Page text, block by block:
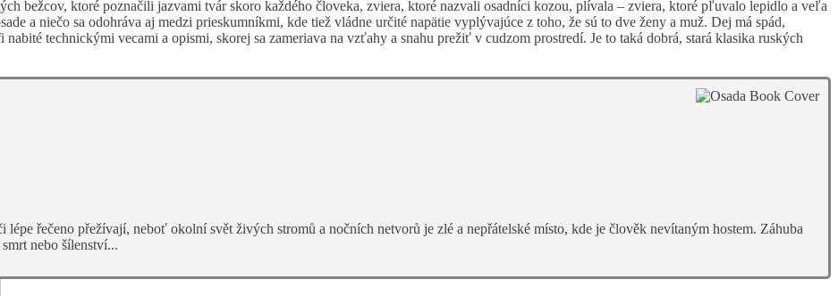
bežcov, ktoré poznačili jazvami tvár skoro každého človeka, zviera, ktoré nazvali osadníci kozou, plívala – zviera, ktoré pľuvalo lepidlo a veľa
a niečo sa odohráva aj medzi prieskumníkmi, kde tiež vládne určité napätie vyplývajúce z toho, že sú to dve ženy a muž. Dej má spád,
technickými vecami a opismi, skorej sa zameriava na vzťahy a snahu prežiť v cudzom prostredí. Je to taká dobrá, stará klasika ruských
řečeno přežívají, neboť okolní svět živých stromů a nočních netvorů je zlé a nepřátelské místo, kde je člověk nevítaným hostem. Záhuba
nebo šílenství...